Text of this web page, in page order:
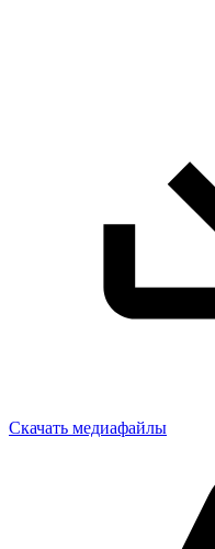
Скачать медиафайлы